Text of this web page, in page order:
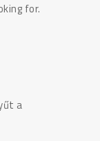
for.
a